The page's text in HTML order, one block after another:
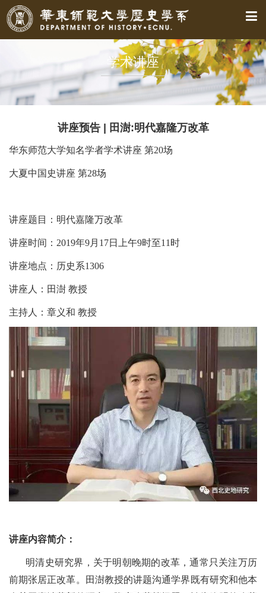
学术讲座
讲座预告 | 田澍:明代嘉隆万改革
华东师范大学知名学者学术讲座 第20场
大夏中国史讲座 第28场
讲座题目：明代嘉隆万改革
讲座时间： 2019年9月 17日上午9时至11 时
讲座地点：历史系1306
讲座人：田澍 教授
主持人：章义和 教授
讲座内容简介：
明清史研究界，关于明朝晚期的改革，通常只关注万历
前期张居正改革。田澍教授的讲题沟通学界既有研究和他本